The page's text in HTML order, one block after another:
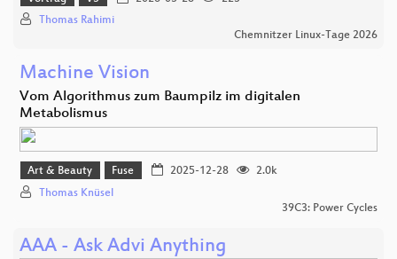
Thomas Rahimi
Chemnitzer Linux-Tage 2026
Machine Vision
Vom Algorithmus zum Baumpilz im digitalen
Metabolismus
Art & Beauty Fuse 2025-12-28
2.0k
Thomas Knüsel
39C3: Power Cycles
AAA - Ask Advi Anything